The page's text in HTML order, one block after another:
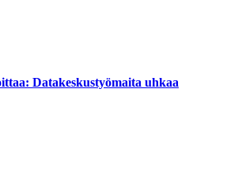
Datakeskustyömaita uhkaa